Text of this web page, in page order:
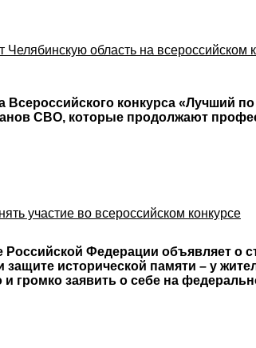
область на всероссийском
Всероссийского конкурса «Лучший
СВО, которые продолжают
участие во всероссийском конкурсе
Федерации объявляет о
исторической памяти – у
громко заявить о себе на